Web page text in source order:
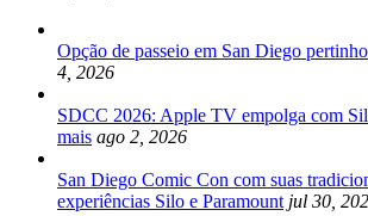
Opção de passeio em San Diego
4, 2026
SDCC 2026: Apple TV empolga com
mais ago 2, 2026
San Diego Comic Con com suas
experiências Silo e Paramount jul 30,